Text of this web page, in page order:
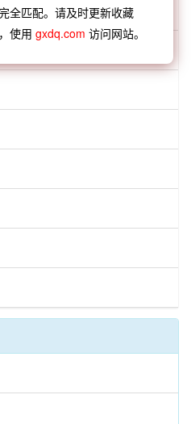
全匹配。请及时更新收藏
使用gxdq.com 访问网站。